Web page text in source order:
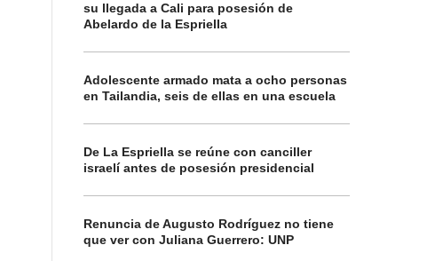
su llegada a Cali para posesión de
Abelardo de la Espriella
Adolescente armado mata a ocho personas
en Tailandia, seis de ellas en una escuela
De La Espriella se reúne con canciller
israelí antes de posesión presidencial
Renuncia de Augusto Rodríguez no tiene
que ver con Juliana Guerrero: UNP